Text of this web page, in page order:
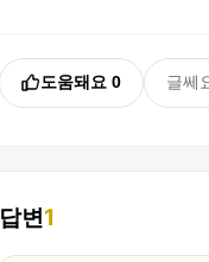
도움돼요 0 글쎄
답변1